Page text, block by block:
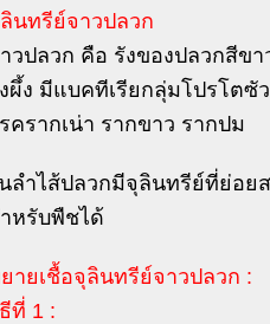
นทรีย์จาวปลวก
วปลวก คือ รังของปลวกสีข
ผึ้ง มีแบคทีเรียกลุ่มโปรโตซั
ครากเน่า รากขาว รากปม
ลำไส้ปลวกมีจุลินทรีย์ที่ย่อย
หรับพืชได้
ายเชื้อจุลินทรีย์จาวปลวก :
ที่ 1 :